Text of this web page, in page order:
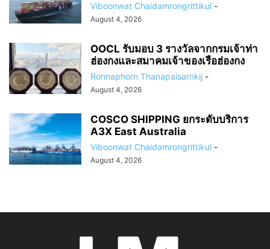
Viboonwat Chaidamrongrittikul -
August 4, 2026
OOCL รับมอบ 3 รางวัลจากกรมเจ้าท่า
ฮ่องกงและสมาคมเจ้าของเรือฮ่องกง
Ronnaphorn Thanapaisarnkij -
August 4, 2026
COSCO SHIPPING ยกระดับบริการ
A3X East Australia
Viboonwat Chaidamrongrittikul -
August 4, 2026